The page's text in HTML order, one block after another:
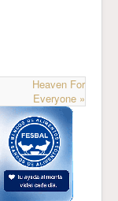
Heaven For
Everyone »